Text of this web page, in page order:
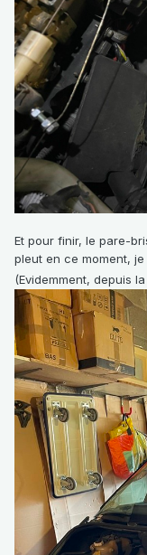
Et pour finir, le pare-
pleut en ce moment,
(Evidemment, depuis